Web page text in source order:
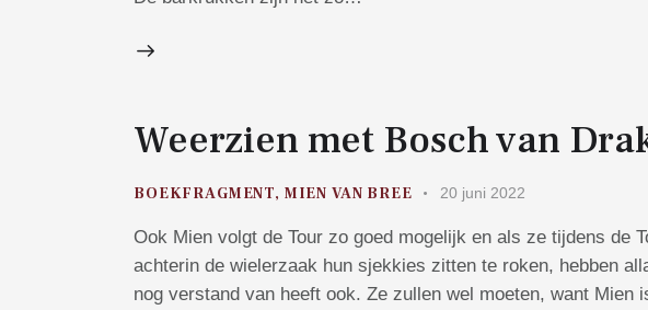
Weerzien met Bosch van
BOEKFRAGMENT, MIEN VAN BREE 20 juni 2022
Ook Mien volgt de Tour zo goed mogelijk en als ze tijdens de
achterin de wielerzaak hun sjekkies zitten te roken, hebben
nog verstand van heeft ook. Ze zullen wel moeten, want